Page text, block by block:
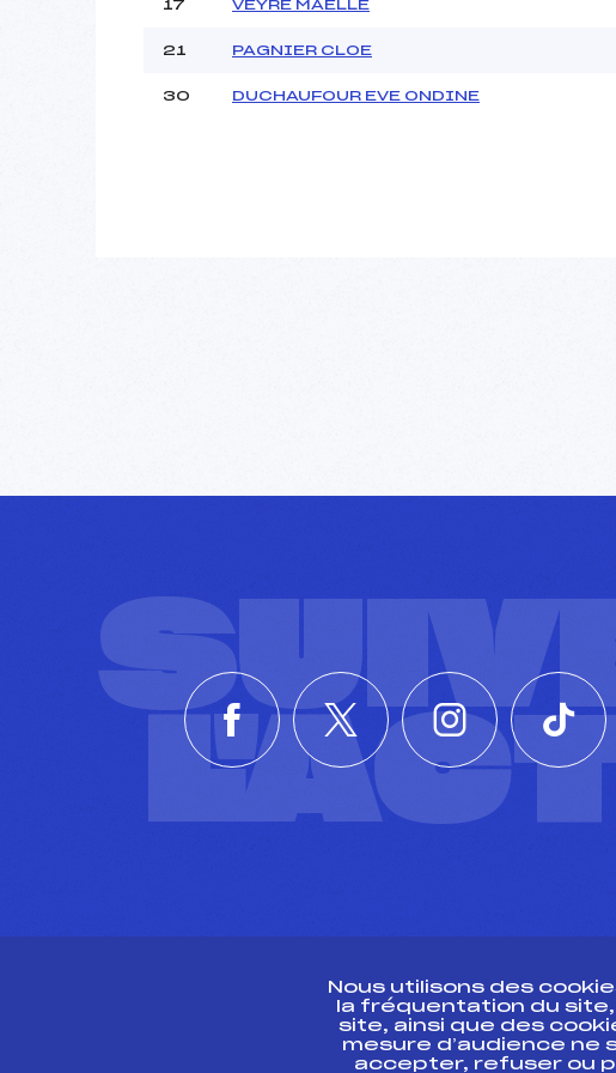
17 VEYRE MAELLE
21 PAGNIER CLOE
30 DUCHAUFOUR EVE ONDINE
Nous utilisons des
la fréquentation du
site, ainsi que des
mesure d’audience ne
accepter, refuser ou